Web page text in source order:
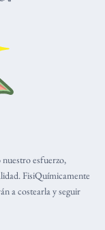
esfuerzo,
FisiQuímicamente
a costearla y seguir